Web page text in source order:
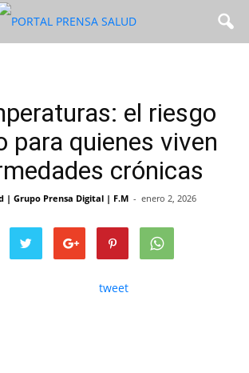
el riesgo
para quienes viven
crónicas
| Grupo Prensa Digital | F.M - enero 2, 2026
tweet